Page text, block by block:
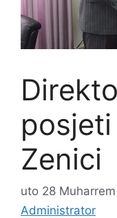
Zenici
uto 28
Administrator